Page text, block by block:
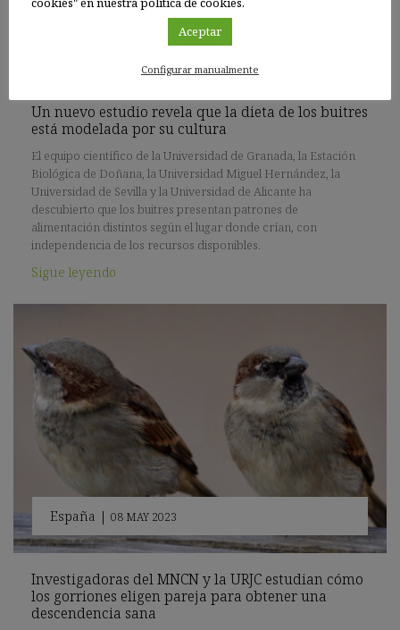
Un nuevo estudio revela que la dieta de los buitres
está modelada por su cultura
El equipo científico de la Universidad de Granada, la Estación
Biológica de Doñana, la Universidad Miguel Hernández, la
Universidad de Sevilla y la Universidad de Alicante ha
descubierto que los buitres presentan patrones de
alimentación distintos según el lugar donde crían, con
independencia de los recursos disponibles.
Sigue leyendo
España | 08 MAY 2023
Investigadoras del MNCN y la URJC estudian cómo
los gorriones eligen pareja para obtener una
descendencia sana
Aceptar
Configurar manualmente